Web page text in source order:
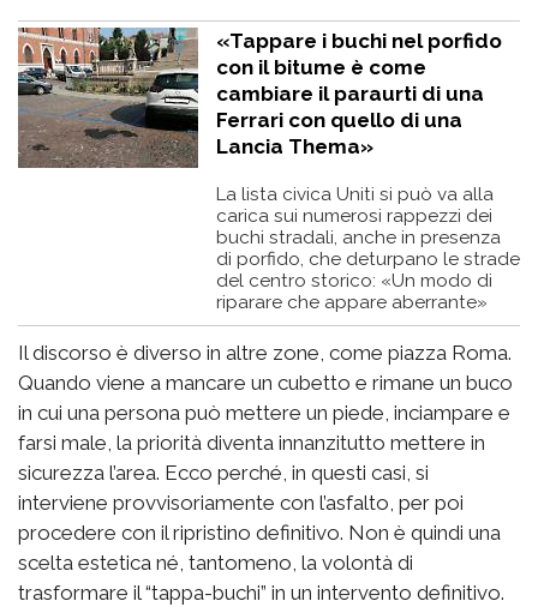
«Tappare i buchi nel porfido
con il bitume è come
cambiare il paraurti di una
Ferrari con quello di una
Lancia Thema»
La lista civica Uniti si può va alla
carica sui numerosi rappezzi dei
buchi stradali, anche in presenza
di porfido, che deturpano le strade
del centro storico: «Un modo di
riparare che appare aberrante»
Il discorso è diverso in altre zone, come piazza Roma.
Quando viene a mancare un cubetto e rimane un buco
in cui una persona può mettere un piede, inciampare e
farsi male, la priorità diventa innanzitutto mettere in
sicurezza l’area. Ecco perché, in questi casi, si
interviene provvisoriamente con l’asfalto, per poi
procedere con il ripristino definitivo. Non è quindi una
scelta estetica né, tantomeno, la volontà di
trasformare il “tappa-buchi” in un intervento definitivo.